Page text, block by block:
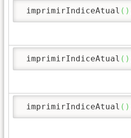
imprimirIndiceAtual ( )
imprimirIndiceAtual ( )
imprimirIndiceAtual ( )